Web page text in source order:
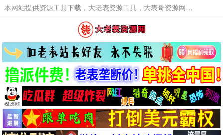
本网站提供资源工具下载，大老表资源工具，大表哥资源网软件工具，大老表资源下载，活动线报福利资源分享,活动线报，大型网游经典游戏，网络热门技术游戏辅助交流与分享。